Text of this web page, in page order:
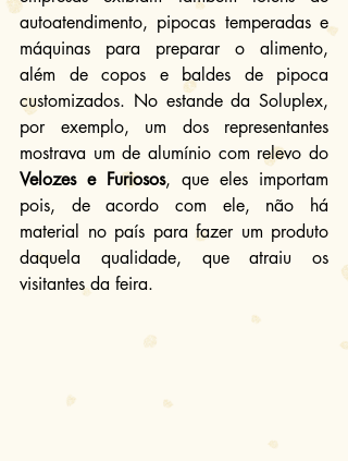
autoatendimento, pipocas temperadas e
máquinas para preparar o alimento,
além de copos e baldes de pipoca
customizados. No estande da Soluplex,
por exemplo, um dos representantes
Velozes e Furiosos, que eles importam
pois, de acordo com ele, não há
material no país para fazer um produto
daquela qualidade, que atraiu os
visitantes da feira.